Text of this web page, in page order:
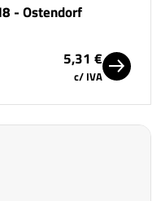
- Ostendorf
5,31 €
c/ IVA